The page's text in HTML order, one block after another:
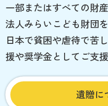
一部またはすべての財
法人みらいこども財団
日本で貧困や虐待で苦
援や奨学金としてご支
遺贈に